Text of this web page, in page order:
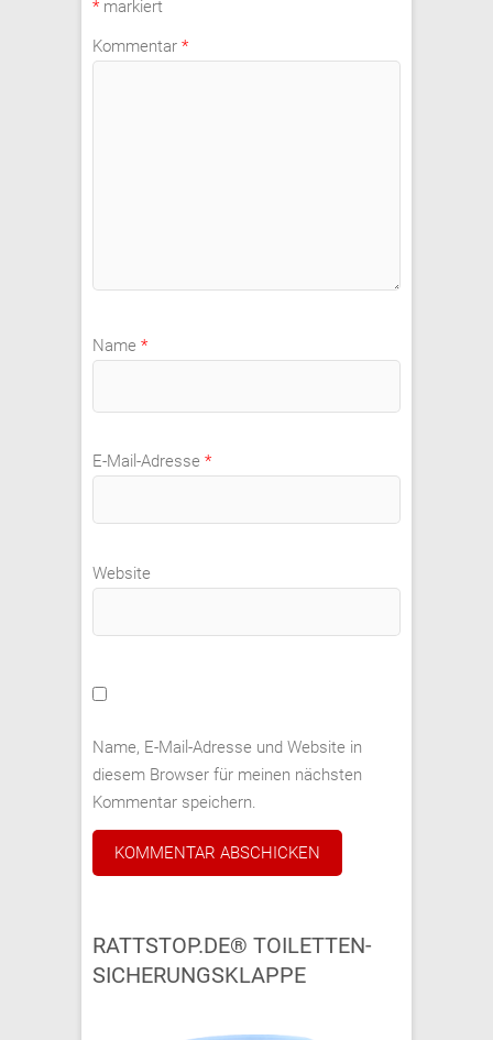
* markiert
Kommentar *
Name *
E-Mail-Adresse *
Website
Name, E-Mail-Adresse und Website in
diesem Browser für meinen nächsten
Kommentar speichern.
RATTSTOP.DE® TOILETTEN-
SICHERUNGSKLAPPE